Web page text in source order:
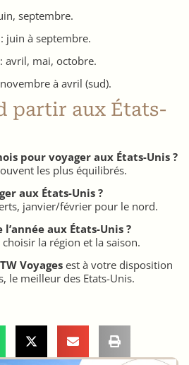
septembre.
: juin à septembre.
: avril, mai, octobre.
à avril (sud).
partir aux États-
pour voyager aux États-Unis ?
les plus équilibrés.
aux États-Unis ?
janvier/février pour le nord.
aux États-Unis ?
la région et la saison.
TW Voyages est à votre disposition
le meilleur des Etats-Unis.